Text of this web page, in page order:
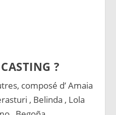
?
composé d’ Amaia
, Belinda , Lola